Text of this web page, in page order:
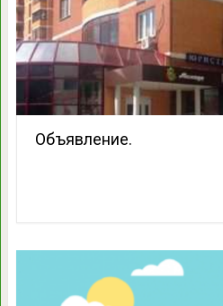
Объявление.